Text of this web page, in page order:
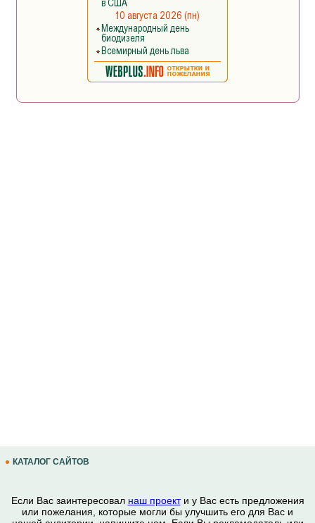
КАТАЛОГ САЙТОВ
Если Вас заинтересовал наш проекти у Вас есть предложения
или пожелания, которые могли бы улучшить его для Вас и